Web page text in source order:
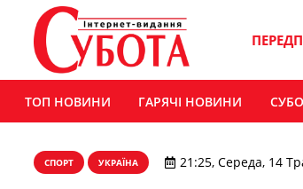
ТОП НОВИНИ ГАРЯЧІ НОВИНИ
СПОРТ УКРАЇНА 21:25, Середа, 14